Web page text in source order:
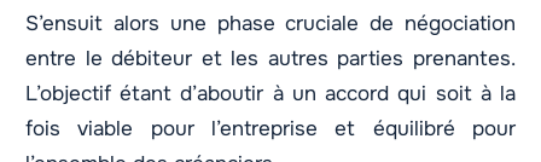
S’ensuit alors une phase cruciale de négociation
entre le débiteur et les autres parties prenantes.
L’objectif étant d’aboutir à un accord qui soit à la
fois viable pour l’entreprise et équilibré pour